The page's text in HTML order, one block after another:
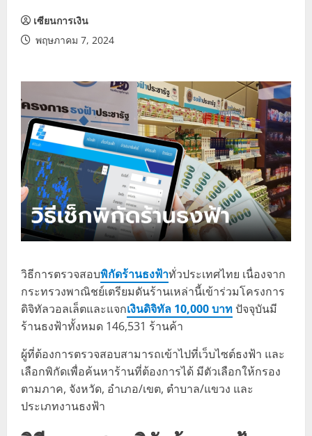
เซียนการเงิน
พฤษภาคม 7, 2024
วิธีการตรวจสอบพิกัดร้านธงฟ้าทั่วประเทศไทย เนื่องจาก
กระทรวงพาณิชย์เตรียมดันร้านเหล่านี้เข้าร่วมโครงการ
ดิจิทัลวอลเล็ตและแจกเงินดิจิทัล 10,000 บาทปัจจุบันมี
ร้านธงฟ้าทั้งหมด 146,531 ร้านค้า
ผู้ที่ต้องการตรวจสอบสามารถเข้าไปที่เว็บไซต์ธงฟ้า และ
เลือกพิกัดเพื่อค้นหาร้านที่ต้องการได้ มีตัวเลือกให้กรอง
ตามภาค, จังหวัด, อำเภอ/เขต, ตำบาล/แขวง และ
ประเภทงานธงฟ้า